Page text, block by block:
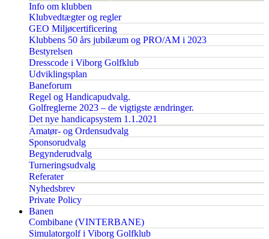
Info om klubben
Klubvedtægter og regler
GEO Miljøcertificering
Klubbens 50 års jubilæum og PRO/AM i 2023
Bestyrelsen
Dresscode i Viborg Golfklub
Udviklingsplan
Baneforum
Regel og Handicapudvalg.
Golfreglerne 2023 – de vigtigste ændringer.
Det nye handicapsystem 1.1.2021
Amatør- og Ordensudvalg
Sponsorudvalg
Begynderudvalg
Turneringsudvalg
Referater
Nyhedsbrev
Private Policy
Banen
Combibane (VINTERBANE)
Simulatorgolf i Viborg Golfklub